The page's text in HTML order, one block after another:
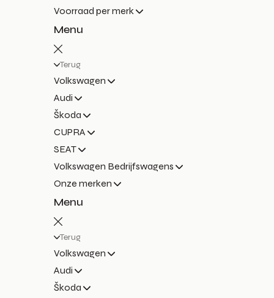
Voorraad per merk
Menu
Terug
Volkswagen
Audi
Škoda
CUPRA
SEAT
Volkswagen Bedrijfswagens
Onze merken
Menu
Terug
Volkswagen
Audi
Škoda